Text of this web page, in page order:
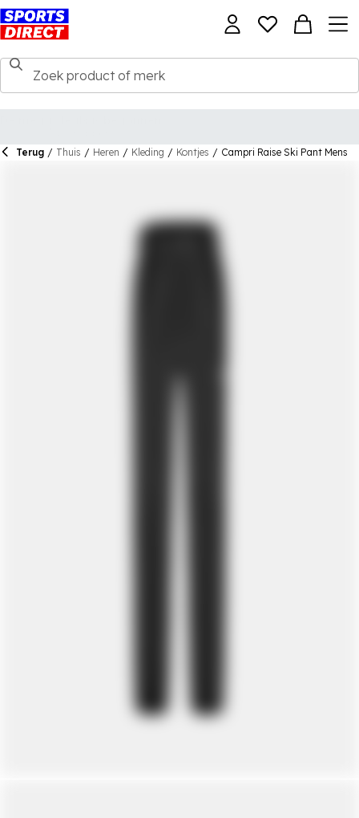
Terug / Thuis / Heren / Kleding / Kontjes / Campri Raise Ski Pant Mens